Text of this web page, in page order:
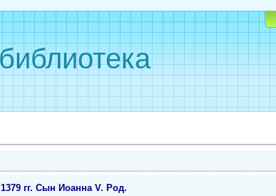
гг. Сын Иоанна V. Род.